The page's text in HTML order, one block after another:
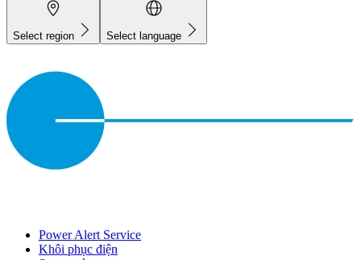
Select region Select language
Power Alert Service
Khôi phục điện